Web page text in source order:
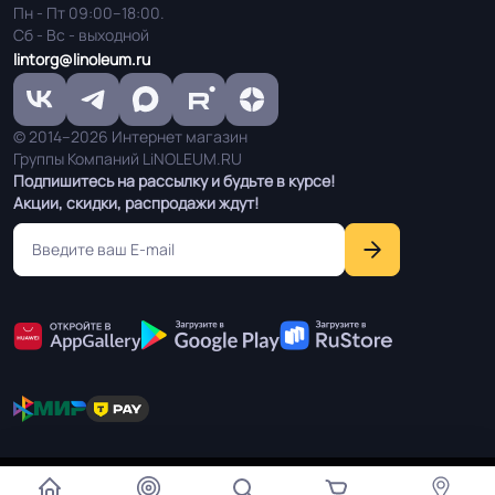
Условия хранения
Оттенок Тёмный дуб
Дизайн рисунка Паркет
Подпишитесь на рассылку и будьте в курсе!
Акции, скидки, распродажи ждут!
Пн - Пт 09:00–18:00.
Сб - Вс - выходной
lintorg@linoleum.ru
© 2014–2026 Интернет магазин
Группы Компаний LiNOLEUM.RU
Мы используем cookie чтобы улучшить работу сайта для